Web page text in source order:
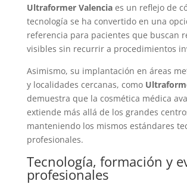
Ultraformer Valenciaes un reflejo de
tecnología se ha convertido en una
referencia para pacientes que buscan
visibles sin recurrir a procedimientos
Asimismo, su implantación en áreas
y localidades cercanas, como
demuestra que la cosmética médica
extiende más allá de los grandes
manteniendo los mismos estándares
profesionales.
Tecnología, formación y
profesionales